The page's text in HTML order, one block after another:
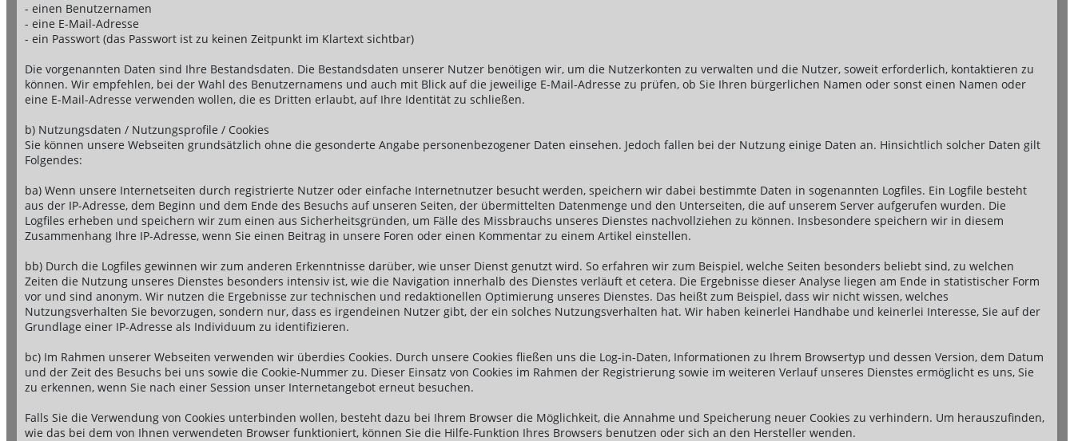
- einen Benutzernamen
- eine E-Mail-Adresse
- ein Passwort (das Passwort ist zu keinen Zeitpunkt im Klartext sichtbar)
Die vorgenannten Daten sind Ihre Bestandsdaten. Die Bestandsdaten unserer Nutzer benötigen wir, um die Nutzerkonten zu verwalten und die Nutzer, soweit erforderlich, kontaktieren zu
können. Wir empfehlen, bei der Wahl des Benutzernamens und auch mit Blick auf die jeweilige E-Mail-Adresse zu prüfen, ob Sie Ihren bürgerlichen Namen oder sonst einen Namen oder
eine E-Mail-Adresse verwenden wollen, die es Dritten erlaubt, auf Ihre Identität zu schließen.
b) Nutzungsdaten / Nutzungsprofile / Cookies
Sie können unsere Webseiten grundsätzlich ohne die gesonderte Angabe personenbezogener Daten einsehen. Jedoch fallen bei der Nutzung einige Daten an. Hinsichtlich solcher Daten gilt
Folgendes:
ba) Wenn unsere Internetseiten durch registrierte Nutzer oder einfache Internetnutzer besucht werden, speichern wir dabei bestimmte Daten in sogenannten Logfiles. Ein Logfile besteht
aus der IP-Adresse, dem Beginn und dem Ende des Besuchs auf unseren Seiten, der übermittelten Datenmenge und den Unterseiten, die auf unserem Server aufgerufen wurden. Die
Logfiles erheben und speichern wir zum einen aus Sicherheitsgründen, um Fälle des Missbrauchs unseres Dienstes nachvollziehen zu können. Insbesondere speichern wir in diesem
Zusammenhang Ihre IP-Adresse, wenn Sie einen Beitrag in unsere Foren oder einen Kommentar zu einem Artikel einstellen.
bb) Durch die Logfiles gewinnen wir zum anderen Erkenntnisse darüber, wie unser Dienst genutzt wird. So erfahren wir zum Beispiel, welche Seiten besonders beliebt sind, zu welchen
Zeiten die Nutzung unseres Dienstes besonders intensiv ist, wie die Navigation innerhalb des Dienstes verläuft et cetera. Die Ergebnisse dieser Analyse liegen am Ende in statistischer Form
vor und sind anonym. Wir nutzen die Ergebnisse zur technischen und redaktionellen Optimierung unseres Dienstes. Das heißt zum Beispiel, dass wir nicht wissen, welches
Nutzungsverhalten Sie bevorzugen, sondern nur, dass es irgendeinen Nutzer gibt, der ein solches Nutzungsverhalten hat. Wir haben keinerlei Handhabe und keinerlei Interesse, Sie auf der
Grundlage einer IP-Adresse als Individuum zu identifizieren.
bc) Im Rahmen unserer Webseiten verwenden wir überdies Cookies. Durch unsere Cookies fließen uns die Log-in-Daten, Informationen zu Ihrem Browsertyp und dessen Version, dem Datum
und der Zeit des Besuchs bei uns sowie die Cookie-Nummer zu. Dieser Einsatz von Cookies im Rahmen der Registrierung sowie im weiteren Verlauf unseres Dienstes ermöglicht es uns, Sie
zu erkennen, wenn Sie nach einer Session unser Internetangebot erneut besuchen.
Falls Sie die Verwendung von Cookies unterbinden wollen, besteht dazu bei Ihrem Browser die Möglichkeit, die Annahme und Speicherung neuer Cookies zu verhindern. Um herauszufinden,
wie das bei dem von Ihnen verwendeten Browser funktioniert, können Sie die Hilfe-Funktion Ihres Browsers benutzen oder sich an den Hersteller wenden.